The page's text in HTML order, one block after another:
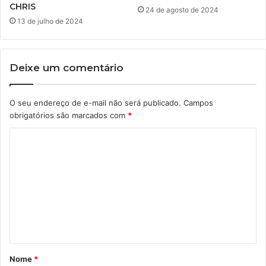
CHRIS
13 de julho de 2024
24 de agosto de 2024
Deixe um comentário
O seu endereço de e-mail não será publicado. Campos
obrigatórios são marcados com *
á
r
Nome *